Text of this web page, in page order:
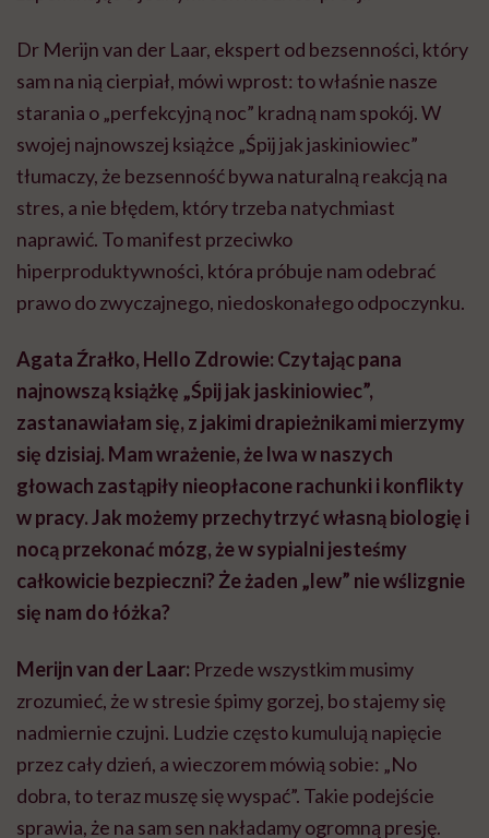
Dr Merijn van der Laar, ekspert od bezsenności, który
sam na nią cierpiał, mówi wprost: to właśnie nasze
starania o „perfekcyjną noc” kradną nam spokój. W
swojej najnowszej książce „Śpij jak jaskiniowiec”
tłumaczy, że bezsenność bywa naturalną reakcją na
stres, a nie błędem, który trzeba natychmiast
naprawić. To manifest przeciwko
hiperproduktywności, która próbuje nam odebrać
prawo do zwyczajnego, niedoskonałego odpoczynku.
Agata Źrałko, Hello Zdrowie: Czytając pana
najnowszą książkę „Śpij jak jaskiniowiec”,
zastanawiałam się, z jakimi drapieżnikami mierzymy
się dzisiaj. Mam wrażenie, że lwa w naszych
głowach zastąpiły nieopłacone rachunki i konflikty
w pracy. Jak możemy przechytrzyć własną biologię i
nocą przekonać mózg, że w sypialni jesteśmy
całkowicie bezpieczni? Że żaden „lew” nie wślizgnie
się nam do łóżka?
Merijn van der Laar: Przede wszystkim musimy
zrozumieć, że w stresie śpimy gorzej, bo stajemy się
nadmiernie czujni. Ludzie często kumulują napięcie
przez cały dzień, a wieczorem mówią sobie: „No
dobra, to teraz muszę się wyspać”. Takie podejście
sprawia, że na sam sen nakładamy ogromną presję.